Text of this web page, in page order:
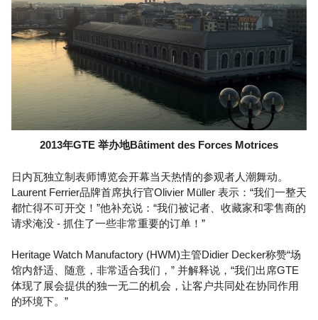
2013年GTE 举办地Bâtiment des Forces Motrices
日内瓦独立制表师博览会开幕当天热情的参观者人潮舞动。
Laurent Ferrier品牌首席执行官Olivier Müller 表示：“我们一整天
都忙得不可开交！”他补充说：“我们被记者、收藏家和零售商的
请求淹没 - 抓住了一些非常重要的订单！”
Heritage Watch Manufactory (HWM)主管Didier Decker称赞“场
馆内舒适、随意，非常适合我们，” 并解释说，“我们出席GTE
体现了展会提供的独一无二的机会，让客户共同处在协同作用
的环境下。”